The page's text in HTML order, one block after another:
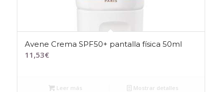
Avene Crema SPF50+ pantalla física 50ml
11,53€
Leer más Mostrar detalles